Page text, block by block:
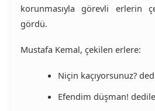
korunmasıyla görevli erlerin
gördü.
Mustafa Kemal, çekilen erlere:
Niçin kaçıyorsunuz?
Efendim düşman!